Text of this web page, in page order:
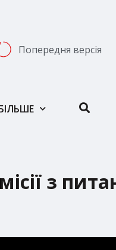
Попередня версія
з